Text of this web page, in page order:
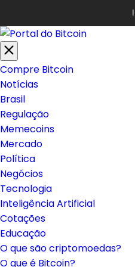
Compre Bitcoin
Notícias
Brasil
Regulação
Memecoins
Mercado
Política
Negócios
Tecnologia
Inteligência Artificial
Cotações
Educação
O que são criptomoedas?
O que é Bitcoin?